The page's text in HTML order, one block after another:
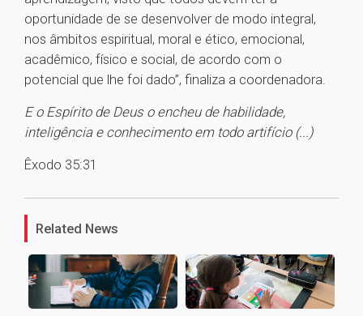
oportunidade de se desenvolver de modo integral,
nos âmbitos espiritual, moral e ético, emocional,
acadêmico, físico e social, de acordo com o
potencial que lhe foi dado”, finaliza a coordenadora.
E o Espírito de Deus o encheu de habilidade,
inteligência e conhecimento em todo artifício (...)
Êxodo 35:31
Related News